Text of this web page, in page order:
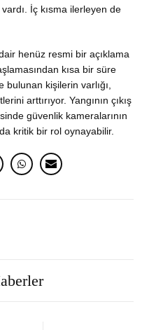
İç kısma ilerleyen de
henüz resmi bir açıklama
kısa bir süre
kişilerin varlığı,
arttırıyor. Yangının çıkış
güvenlik kameralarının
kritik bir rol oynayabilir.